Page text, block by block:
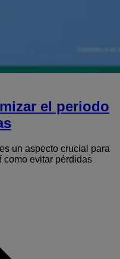
el periodo
un aspecto crucial para
como evitar pérdidas